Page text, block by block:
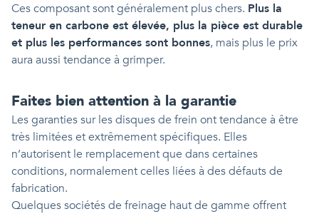
Ces composant sont généralement plus chers. Plus la
teneur en carbone est élevée, plus la pièce est durable
et plus les performances sont bonnes, mais plus le prix
aura aussi tendance à grimper.
Faites bien attention à la garantie
Les garanties sur les disques de frein ont tendance à être
très limitées et extrêmement spécifiques. Elles
n’autorisent le remplacement que dans certaines
conditions, normalement celles liées à des défauts de
fabrication.
Quelques sociétés de freinage haut de gamme offrent